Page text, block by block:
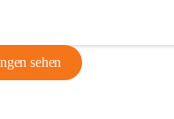
sehen